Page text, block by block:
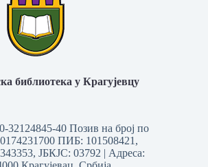
библиотека у Крагујевцу
40 Позив на број по
ПИБ: 101508421,
ЈБКЈС: 03792 | Aдреса: